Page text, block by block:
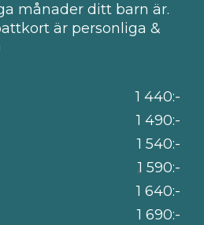
månader ditt barn är.
är personliga &
1 440:-
1 490:-
1 540:-
1 590:-
1 640:-
1 690:-